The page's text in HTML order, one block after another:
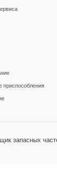
приспособления
запасных